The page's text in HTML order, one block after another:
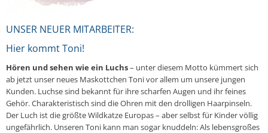
UNSER NEUER MITARBEITER:
Hier kommt Toni!
Hören und sehen wie ein Luchs– unter diesem Motto kümmert sich
ab jetzt unser neues Maskottchen Toni vor allem um unsere jungen
Kunden. Luchse sind bekannt für ihre scharfen Augen und ihr feines
Gehör. Charakteristisch sind die Ohren mit den drolligen Haarpinseln.
Der Luch ist die größte Wildkatze Europas – aber selbst für Kinder völlig
ungefährlich. Unseren Toni kann man sogar knuddeln: Als lebensgroßes